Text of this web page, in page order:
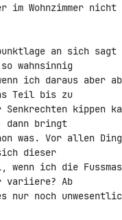
im Wohnzimmer
an sich sagt
wahnsinnig
ich daraus aber
Teil bis zu
Senkrechten kippen
dann bringt
was. Vor allen
dieser
wenn ich die
variiere? Ab
nur noch